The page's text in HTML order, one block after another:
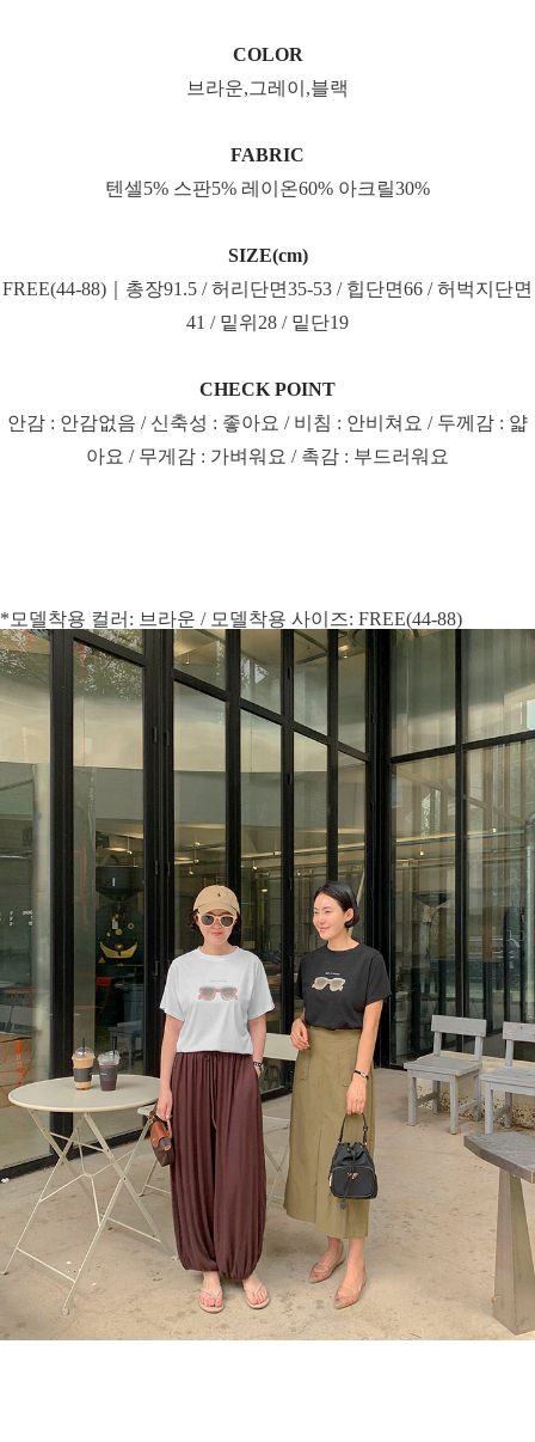
COLOR
브라운,그레이,블랙
FABRIC
텐셀5% 스판5% 레이온60% 아크릴30%
SIZE(cm)
FREE(44-88)｜총장91.5 / 허리단면35-53 / 힙단면66 / 허벅지단면
41 / 밑위28 / 밑단19
CHECK POINT
안감 : 안감없음 / 신축성 : 좋아요 / 비침 : 안비쳐요 / 두께감 : 얇
아요 / 무게감 : 가벼워요 / 촉감 : 부드러워요
*모델착용 컬러: 브라운 / 모델착용 사이즈: FREE(44-88)